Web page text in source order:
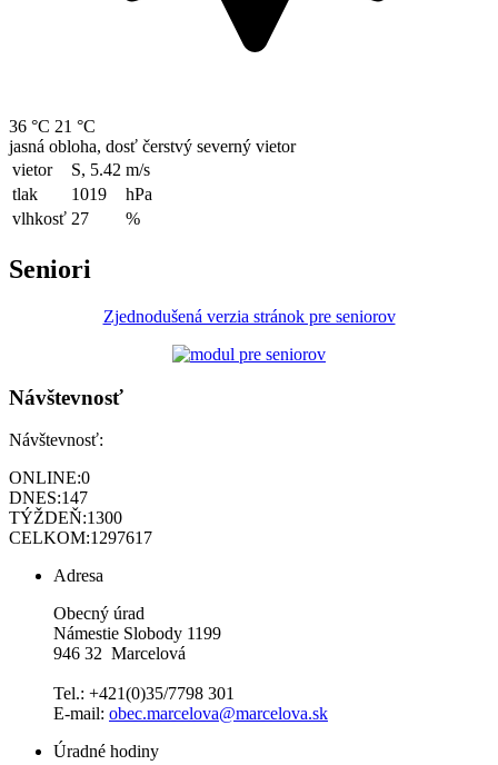
36 °C 21 °C
jasná obloha, dosť čerstvý severný vietor
vietor
S, 5.42 m/s
tlak
1019
hPa
vlhkosť 27 %
Seniori
Zjednodušená verzia stránok pre seniorov
Návštevnosť
Návštevnosť:
ONLINE:0
DNES:147
TÝŽDEŇ:1300
CELKOM:1297617
Adresa
Obecný úrad
Námestie Slobody 1199
946 32 Marcelová
Tel.: +421(0)35/7798 301
E-mail: obec.marcelova@marcelova.sk
Úradné hodiny